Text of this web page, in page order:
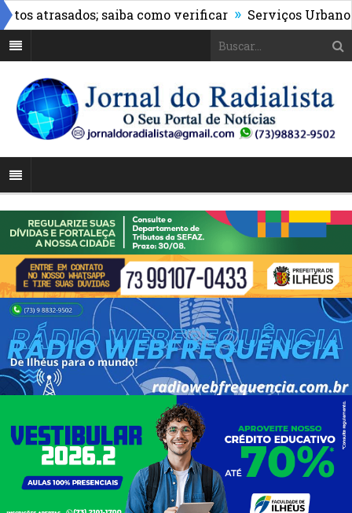
atrasados; saiba como verificar » Serviços Urbanos